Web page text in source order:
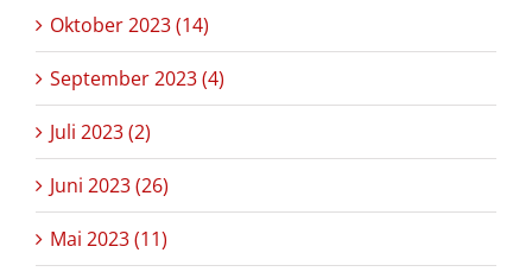
Oktober 2023 (14)
September 2023 (4)
Juli 2023 (2)
Juni 2023 (26)
Mai 2023 (11)